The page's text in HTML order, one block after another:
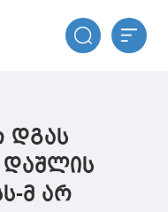
დგას
დაშლის
მ არ